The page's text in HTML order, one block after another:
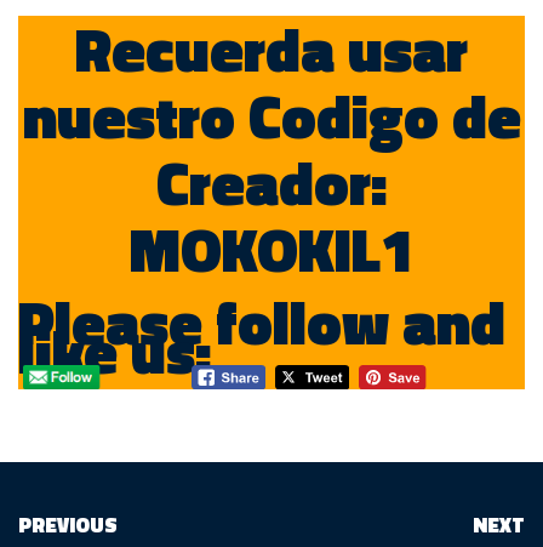
Recuerda usar
nuestro Codigo de
Creador:
MOKOKIL1
Please follow and
like us:
PREVIOUS NEXT